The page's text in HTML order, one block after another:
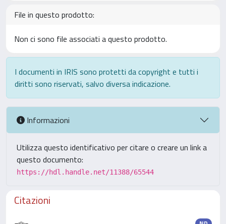
File in questo prodotto:
Non ci sono file associati a questo prodotto.
I documenti in IRIS sono protetti da copyright e tutti i
diritti sono riservati, salvo diversa indicazione.
Informazioni
Utilizza questo identificativo per citare o creare un link a
questo documento:
https://hdl.handle.net/11388/65544
Citazioni